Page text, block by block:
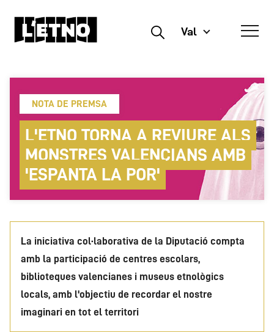
Buscar Val
NOTA DE PREMSA
L'ETNO TORNA A REVIURE ALS
MONSTRES VALENCIANS AMB
'ESPANTA LA POR'
La iniciativa col·laborativa de la Diputació compta
amb la participació de centres escolars,
biblioteques valencianes i museus etnològics
locals, amb l'objectiu de recordar el nostre
imaginari en tot el territori